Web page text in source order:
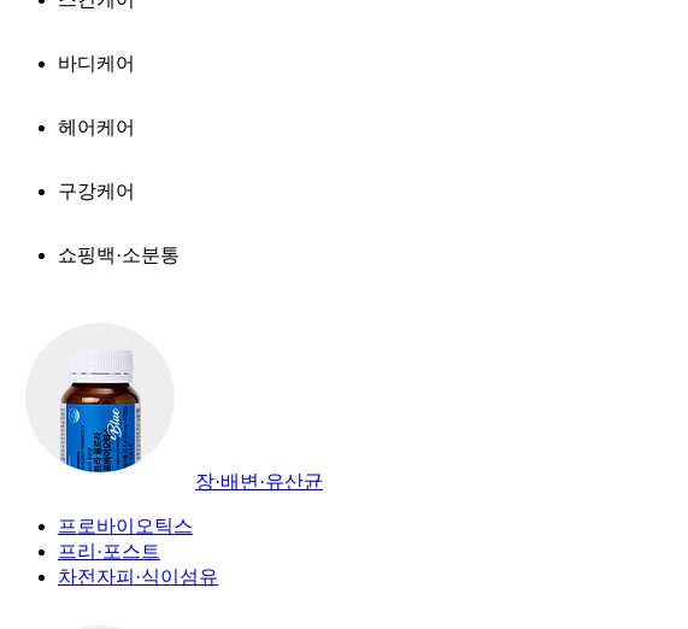
바디케어
헤어케어
구강케어
쇼핑백·소분통
장·배변·유산균
프로바이오틱스
프리·포스트
차전자피·식이섬유